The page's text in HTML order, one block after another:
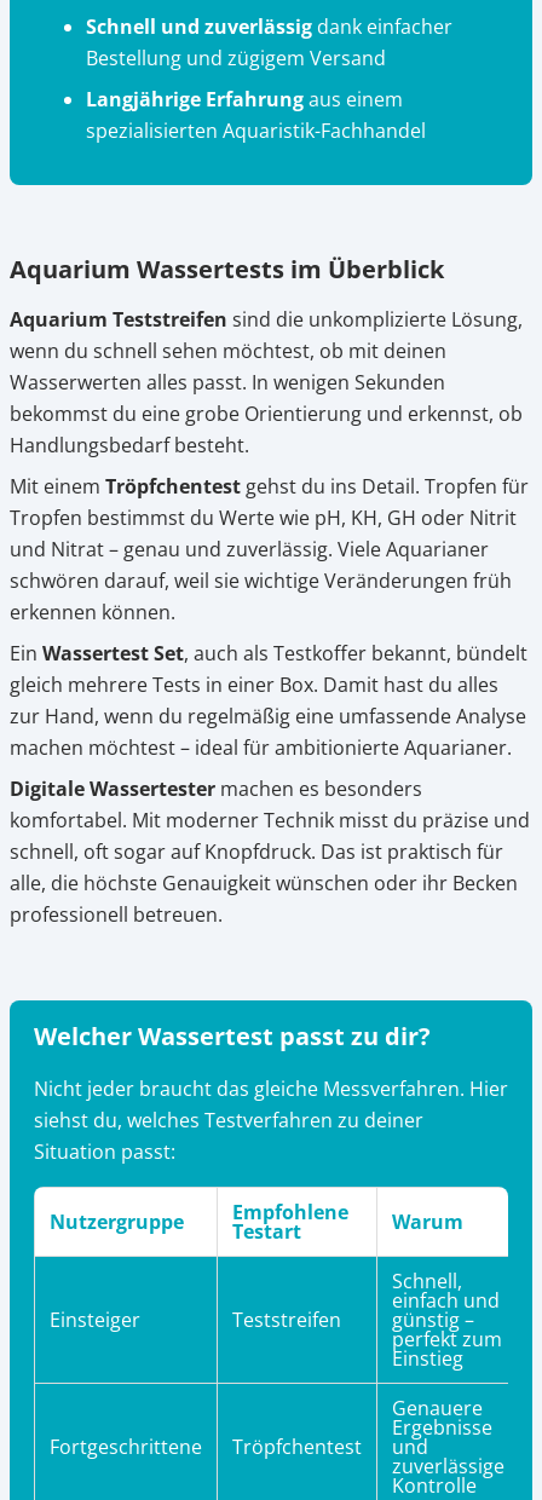
Schnell und zuverlässigdank einfacher
Bestellung und zügigem Versand
Langjährige Erfahrungaus einem
spezialisierten Aquaristik-Fachhandel
Aquarium Wassertests im Überblick
Aquarium Teststreifen sind die unkomplizierte Lösung,
wenn du schnell sehen möchtest, ob mit deinen
Wasserwerten alles passt. In wenigen Sekunden
bekommst du eine grobe Orientierung und erkennst, ob
Handlungsbedarf besteht.
Mit einem Tröpfchentest gehst du ins Detail. Tropfen für
Tropfen bestimmst du Werte wie pH, KH, GH oder Nitrit
und Nitrat – genau und zuverlässig. Viele Aquarianer
schwören darauf, weil sie wichtige Veränderungen früh
erkennen können.
Ein Wassertest Set, auch als Testkoffer bekannt, bündelt
gleich mehrere Tests in einer Box. Damit hast du alles
zur Hand, wenn du regelmäßig eine umfassende Analyse
machen möchtest – ideal für ambitionierte Aquarianer.
Digitale Wassertester machen es besonders
komfortabel. Mit moderner Technik misst du präzise und
schnell, oft sogar auf Knopfdruck. Das ist praktisch für
alle, die höchste Genauigkeit wünschen oder ihr Becken
professionell betreuen.
Welcher Wassertest passt zu dir?
Nicht jeder braucht das gleiche Messverfahren. Hier
siehst du, welches Testverfahren zu deiner
Situation passt:
Nutzergruppe Empfohlene
Testart Warum
Einsteiger Teststreifen
Schnell,
einfach und
günstig –
perfekt zum
Einstieg
Fortgeschrittene Tröpfchentest
Genauere
Ergebnisse
und
zuverlässige
Kontrolle